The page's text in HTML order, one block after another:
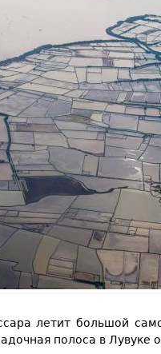
летит большой
полоса в Лувуке